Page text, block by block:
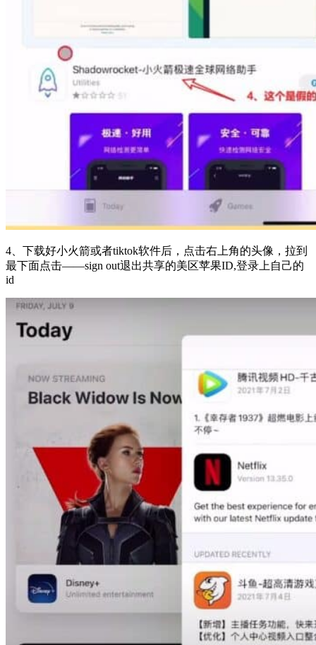
4、下载好小火箭或者tiktok软件后，点击右上角的头像，拉到
最下面点击——sign out退出共享的美区苹果ID,登录上自己的
id